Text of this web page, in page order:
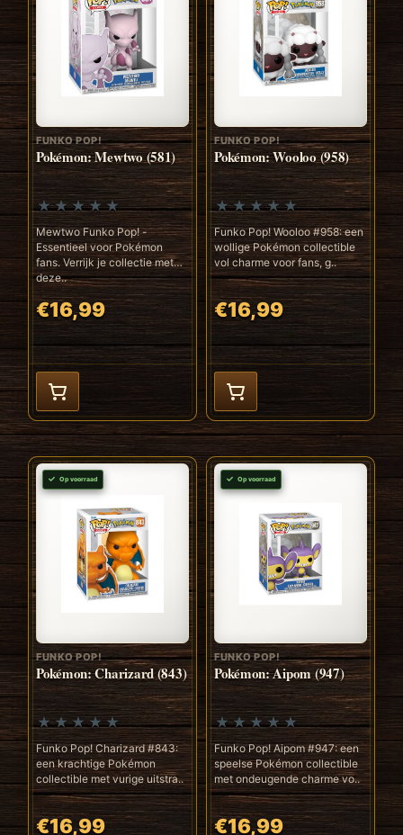
FUNKO POP!
Pokémon: Mewtwo (581)
Mewtwo Funko Pop! -
Essentieel voor Pokémon
fans. Verrijk je collectie met
deze..
€16,99
FUNKO POP!
Pokémon: Wooloo (958)
Funko Pop! Wooloo #958: een
wollige Pokémon collectible
vol charme voor fans, g..
€16,99
Op voorraad
FUNKO POP!
Pokémon: Charizard (843)
Funko Pop! Charizard #843:
een krachtige Pokémon
collectible met vurige uitstra..
€16,99
Op voorraad
FUNKO POP!
Pokémon: Aipom (947)
Funko Pop! Aipom #947: een
speelse Pokémon collectible
met ondeugende charme vo..
€16,99